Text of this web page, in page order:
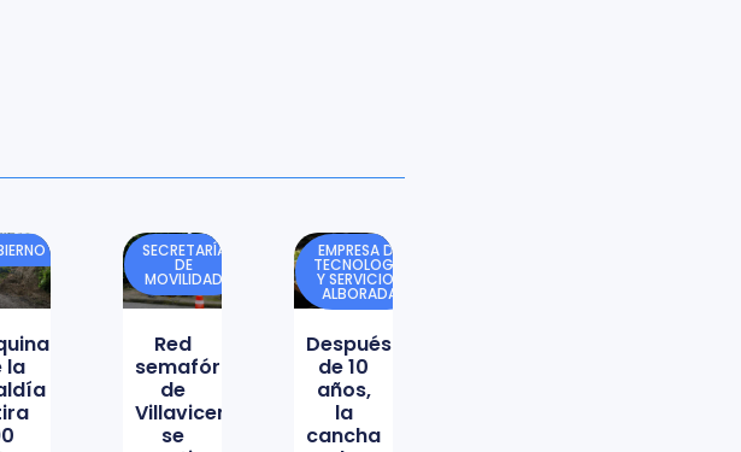
la
SECRETARÍA
DE
MOVILIDAD
Red
semafórica
de
Villavicencio
se
EMPRESA DE
TECNOLOGÍA
Y SERVICIOS
ALBORADA
Después
de 10
años,
la
cancha